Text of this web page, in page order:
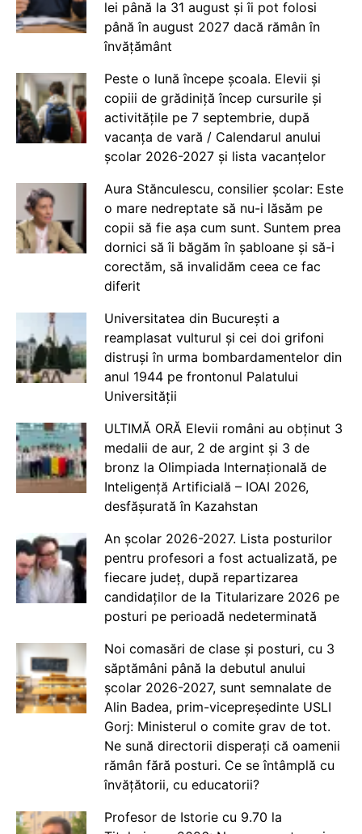
lei până la 31 august și îi pot folosi
până în august 2027 dacă rămân în
învățământ
Peste o lună începe școala. Elevii și
copiii de grădiniță încep cursurile și
activitățile pe 7 septembrie, după
vacanța de vară / Calendarul anului
școlar 2026-2027 și lista vacanțelor
Aura Stănculescu, consilier școlar: Este
o mare nedreptate să nu-i lăsăm pe
copii să fie așa cum sunt. Suntem prea
dornici să îi băgăm în șabloane și să-i
corectăm, să invalidăm ceea ce fac
diferit
Universitatea din București a
reamplasat vulturul și cei doi grifoni
distruși în urma bombardamentelor din
anul 1944 pe frontonul Palatului
Universității
ULTIMĂ ORĂ Elevii români au obținut 3
medalii de aur, 2 de argint și 3 de
bronz la Olimpiada Internațională de
Inteligență Artificială – IOAI 2026,
desfășurată în Kazahstan
An școlar 2026-2027. Lista posturilor
pentru profesori a fost actualizată, pe
fiecare județ, după repartizarea
candidaților de la Titularizare 2026 pe
posturi pe perioadă nedeterminată
Noi comasări de clase și posturi, cu 3
săptămâni până la debutul anului
școlar 2026-2027, sunt semnalate de
Alin Badea, prim-vicepreședinte USLI
Gorj: Ministerul o comite grav de tot.
Ne sună directorii disperați că oamenii
rămân fără posturi. Ce se întâmplă cu
învățătorii, cu educatorii?
Profesor de Istorie cu 9.70 la